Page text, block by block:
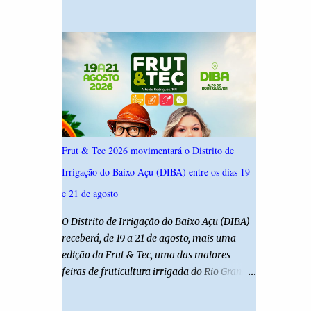
nota, a Polícia Militar manifestou
solidariedade à vítima e aos familiares e
destacou q...
somaram 6,4% e outros 43,8% não
souberam responder. A pesquisa IPSsensus
ouviu 1.500 eleitores em todas as regiões do
Rio Grande do Norte entre os dias 18 e 22 de
junho de 2026. O levantamento possui
margem de erro de 2,5 pontos percentuais e
nível de confiança de 95%. Registro no TSE:
RN-09520/2026
Frut & Tec 2026 movimentará o Distrito de
Irrigação do Baixo Açu (DIBA) entre os dias 19
e 21 de agosto
O Distrito de Irrigação do Baixo Açu (DIBA)
receberá, de 19 a 21 de agosto, mais uma
edição da Frut & Tec, uma das maiores
feiras de fruticultura irrigada do Rio Grande